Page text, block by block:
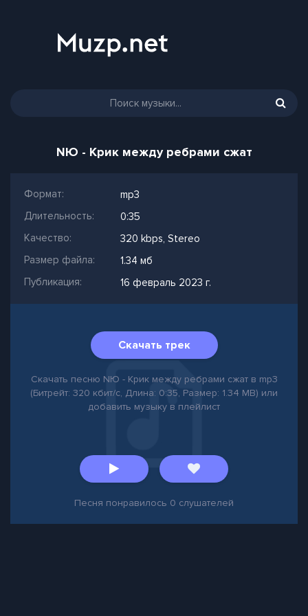
NЮ - Крик между ребрами сжат
Формат:
mp3
Длительность:
0:35
Качество:
320 kbps, Stereo
Размер файла:
1.34 мб
Публикация:
16 февраль 2023 г.
Скачать трек
Скачать песню NЮ - Крик между ребрами сжат в mp3
(Битрейт: 320 кбит/с, Длина: 0:35, Размер: 1.34 MB) или
добавить музыку в плейлист
Песня понравилось 0 слушателей